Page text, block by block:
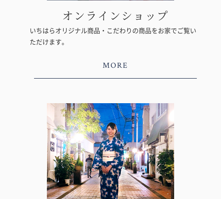
オンラインショップ
いちはらオリジナル商品・こだわりの商品をお家でご覧い
ただけます。
MORE